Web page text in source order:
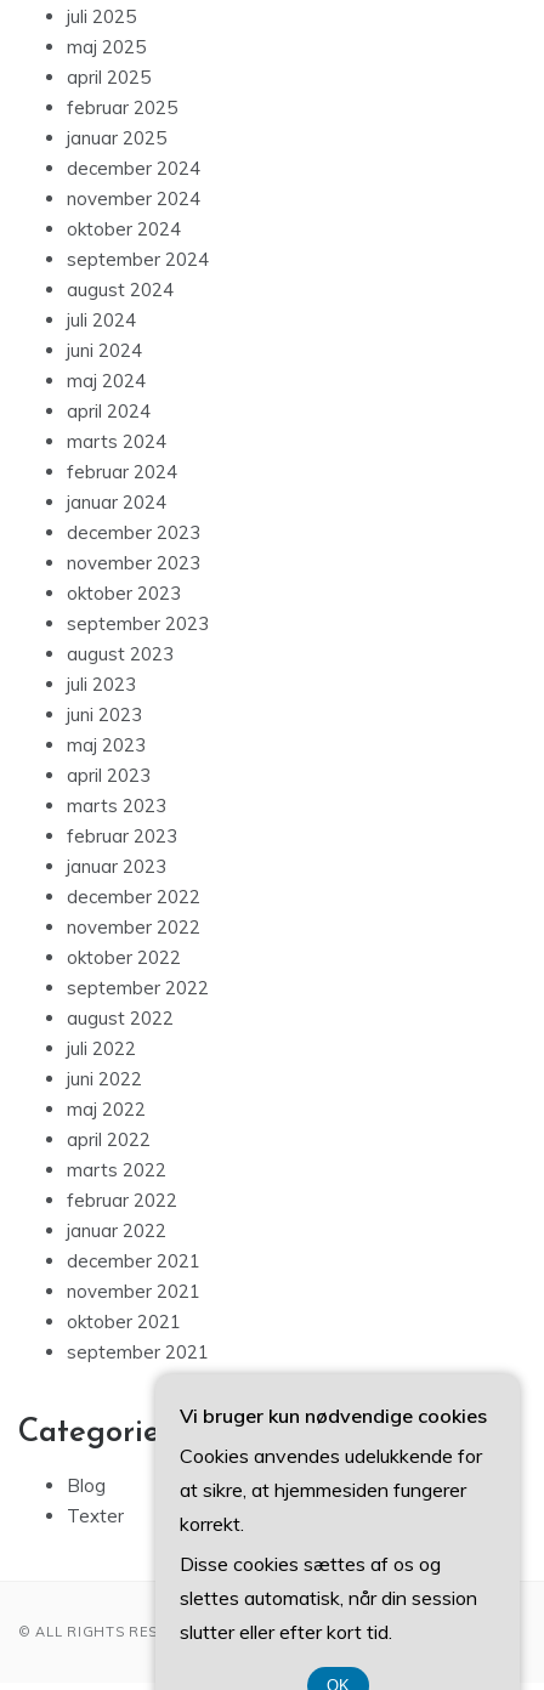
juli 2025
maj 2025
april 2025
februar 2025
januar 2025
december 2024
november 2024
oktober 2024
september 2024
august 2024
juli 2024
juni 2024
maj 2024
april 2024
marts 2024
februar 2024
januar 2024
december 2023
november 2023
oktober 2023
september 2023
august 2023
juli 2023
juni 2023
maj 2023
april 2023
marts 2023
februar 2023
januar 2023
december 2022
november 2022
oktober 2022
september 2022
august 2022
juli 2022
juni 2022
maj 2022
april 2022
marts 2022
februar 2022
januar 2022
december 2021
november 2021
oktober 2021
september 2021
Categories
Blog
Texter
© ALL RIGHTS RESERVED 2022
Vi bruger kun nødvendige cookies
Cookies anvendes udelukkende for
at sikre, at hjemmesiden fungerer
korrekt.
Disse cookies sættes af os og
slettes automatisk, når din session
slutter eller efter kort tid.
OK